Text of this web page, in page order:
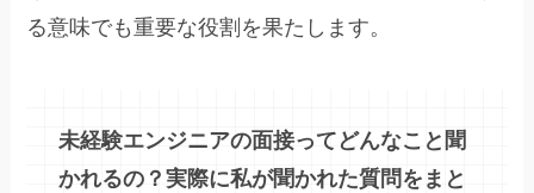
る意味でも重要な役割を果たします。
未経験エンジニアの面接ってどんなこと聞
かれるの？実際に私が聞かれた質問をまと